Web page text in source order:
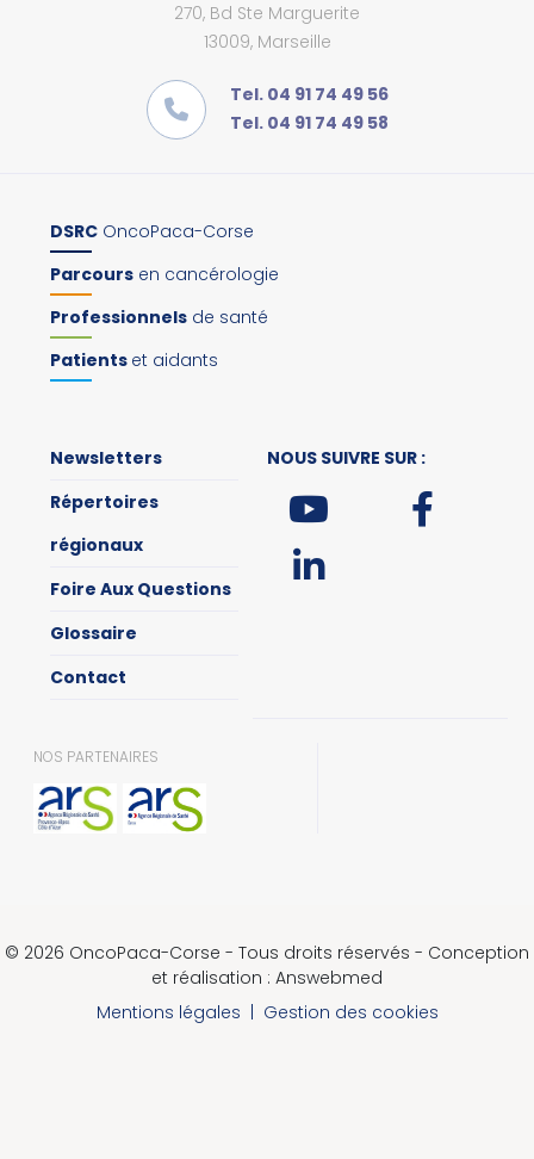
270, Bd Ste Marguerite
13009, Marseille
Tel. 04 91 74 49 56
Tel. 04 91 74 49 58
DSRC OncoPaca-Corse
Parcours en cancérologie
Professionnels de santé
Patients et aidants
Newsletters
Répertoires
régionaux
Foire Aux Questions
Glossaire
Contact
NOUS SUIVRE SUR :
NOS PARTENAIRES
© 2026 OncoPaca-Corse - Tous droits réservés - Conception
et réalisation : Answebmed
Mentions légales | Gestion des cookies